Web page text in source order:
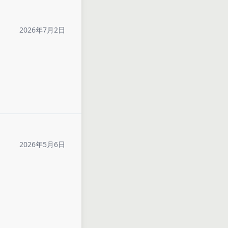
2026年7月2日
2026年5月6日